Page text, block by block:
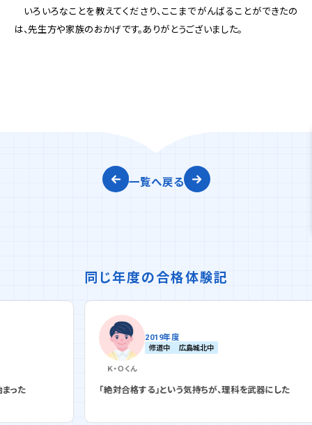
いろいろなことを教えてくださり、ここまでがんばることができたの
は、先生方や家族のおかげです。ありがとうございました。
一覧へ戻る
同じ年度の合格体験記
2019年度
修道中 広島城北中
「絶対合格する」という気持ちが、理科を武器にした